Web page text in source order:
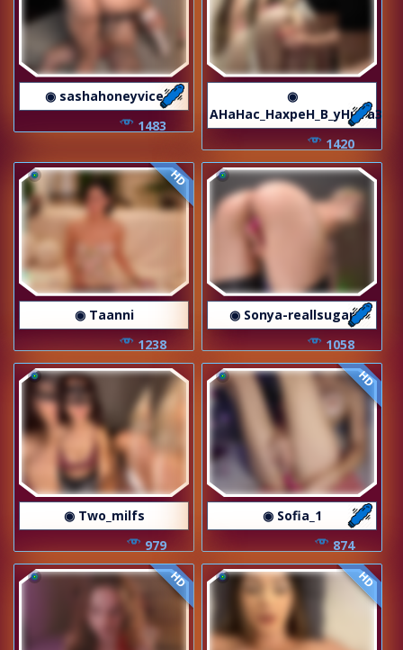
◉ sashahoneyvice
1483
◉
AHaHac_HaxpeH_B_yHuTa3
1420
HD
◉ Taanni
1238
◉ Sonya-reallsugar
1058
◉ Two_milfs
979
HD
◉ Sofia_1
874
HD HD